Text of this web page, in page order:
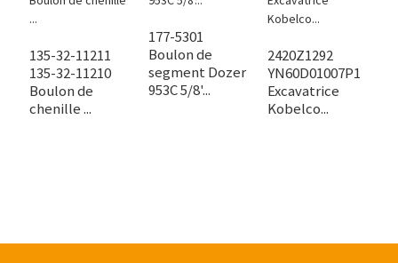
135-32-11211
135-32-11210
Boulon de
chenille ...
177-5301
Boulon de
segment Dozer
953C 5/8'...
2420Z1292
YN60D01007P1
Excavatrice
Kobelco...